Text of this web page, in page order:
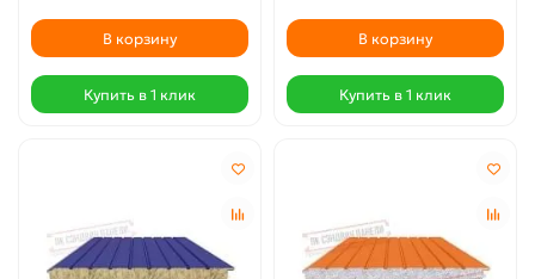
В корзину
Купить в 1 клик
В корзину
Купить в 1 клик